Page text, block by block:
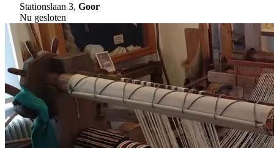
Stationslaan 3, Goor
Nu gesloten